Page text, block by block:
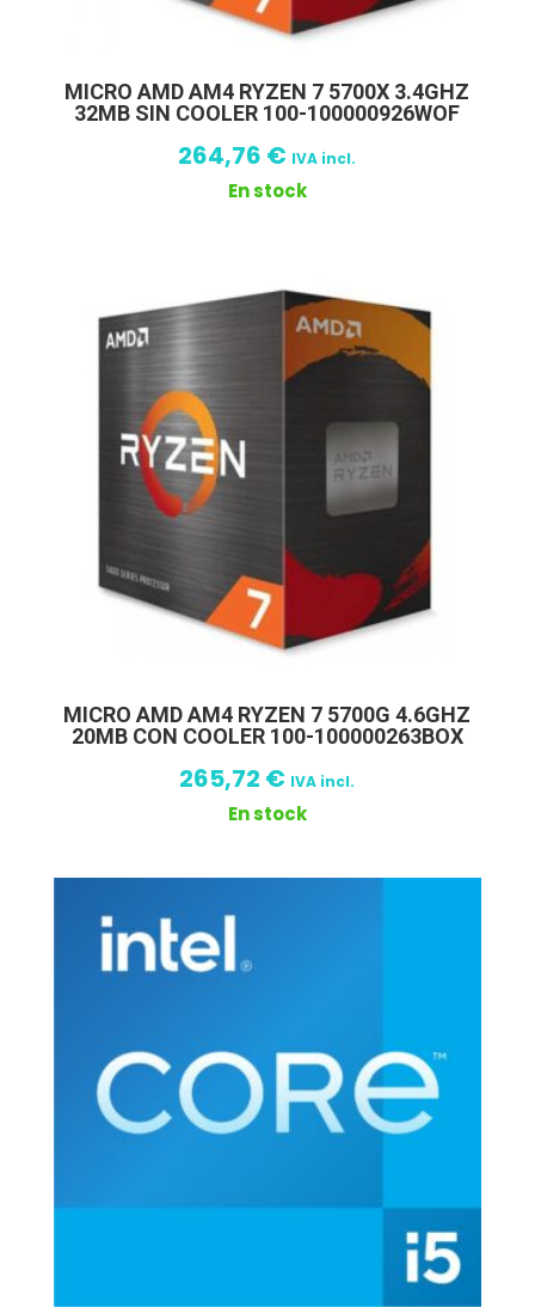
MICRO AMD AM4 RYZEN 7 5700X 3.4GHZ
32MB SIN COOLER 100-100000926WOF
264,76 € IVA incl.
En stock
MICRO AMD AM4 RYZEN 7 5700G 4.6GHZ
20MB CON COOLER 100-100000263BOX
265,72 € IVA incl.
En stock